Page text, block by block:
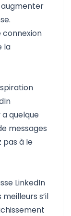
connexion
la
quelque
messages
pas à le
LinkedIn
s’il